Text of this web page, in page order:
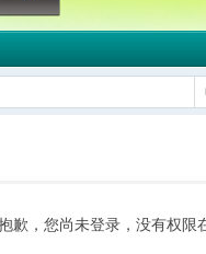
歉，您尚未登录，没有权限